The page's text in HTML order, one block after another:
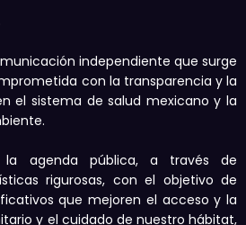
independiente que surge
con la transparencia y la
el sistema de salud mexicano y la
la agenda pública, a través de
rigurosas, con el objetivo de
que mejoren el acceso y la
y el cuidado de nuestro hábitat,